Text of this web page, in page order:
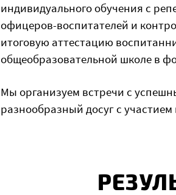
индивидуального обучения с
офицеров-воспитателей и
итоговую аттестацию
общеобразовательной школе в
Мы организуем встречи с
разнообразный досуг с участием